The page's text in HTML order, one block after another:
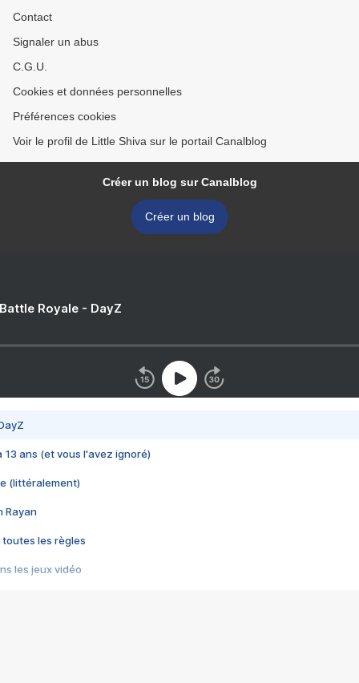
Contact
Signaler un abus
C.G.U.
Cookies et données personnelles
Préférences cookies
Voir le profil de Little Shiva sur le portail Canalblog
Créer un blog sur Canalblog
Créer un blog
Royale - DayZ
13 ans (et vous l'avez ignoré)
(littéralement)
Rayan
toutes les règles
les jeux vidéo